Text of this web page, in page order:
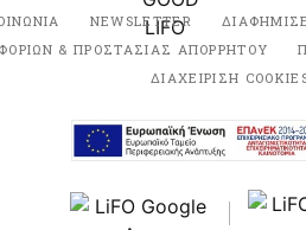
NEWSLETTER
& ΠΡΟΣΤΑΣΙΑΣ ΑΠΟΡΡΗΤΟΥ
ΔΙΑΧΕΙΡΙΣΗ